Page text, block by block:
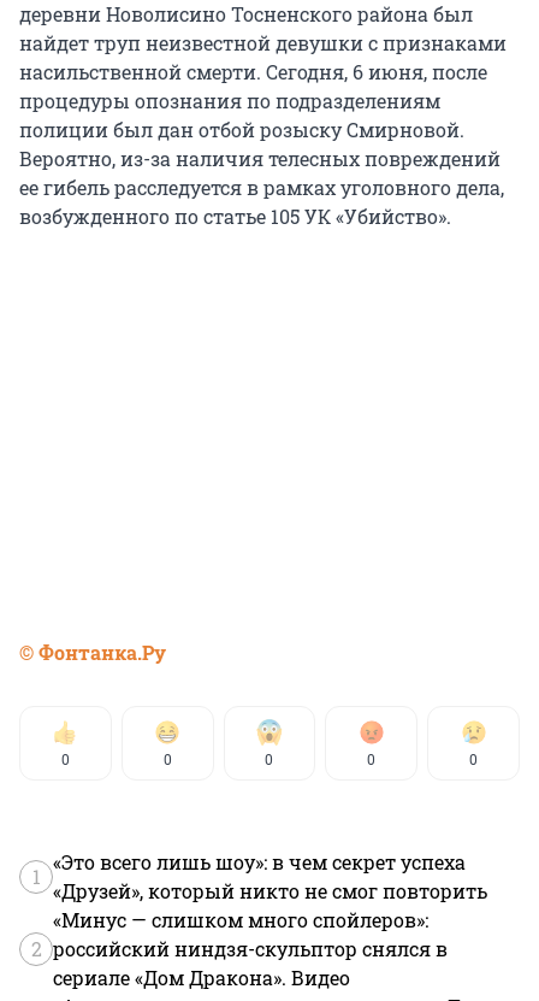
деревни Новолисино Тосненского района был
найдет труп неизвестной девушки с признаками
насильственной смерти. Сегодня, 6 июня, после
процедуры опознания по подразделениям
полиции был дан отбой розыску Смирновой.
Вероятно, из-за наличия телесных повреждений
ее гибель расследуется в рамках уголовного дела,
возбужденного по статье 105 УК «Убийство».
© Фонтанка.Ру
0 0 0 0 0
1
«Это всего лишь шоу»: в чем секрет успеха
«Друзей», который никто не смог повторить
2
«Минус — слишком много спойлеров»:
российский ниндзя-скульптор снялся в
сериале «Дом Дракона». Видео